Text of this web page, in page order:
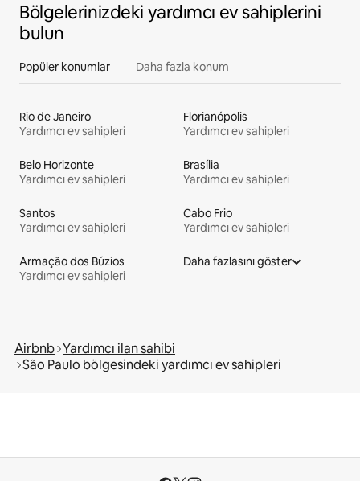
Bölgelerinizdeki yardımcı ev sahiplerini
bulun
Popüler konumlar Daha fazla konum
Rio de Janeiro
Yardımcı ev sahipleri
Florianópolis
Yardımcı ev sahipleri
Belo Horizonte
Yardımcı ev sahipleri
Brasília
Yardımcı ev sahipleri
Santos
Yardımcı ev sahipleri
Cabo Frio
Yardımcı ev sahipleri
Armação dos Búzios
Yardımcı ev sahipleri
Daha fazlasını göster
Airbnb Yardımcı ilan sahibi
São Paulo bölgesindeki yardımcı ev sahipleri